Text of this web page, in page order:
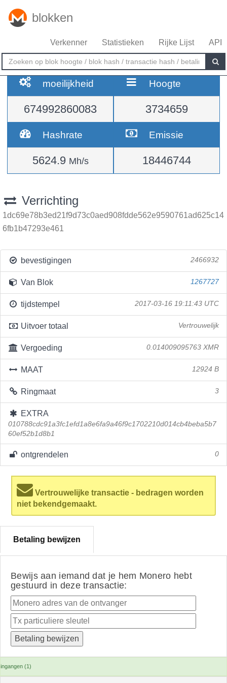
blokken
Verkenner Statistieken Rijke Lijst API
moeilijkheid
674992860083
Hoogte
3734659
Hashrate
5624.9 Mh/s
Emissie
18446744
Verrichting
1dc69e78b3ed21f9d73c0aed908fdde562e9590761ad625c14
6fb1b47293e461
bevestigingen 2466932
Van Blok 1267727
tijdstempel 2017-03-16 19:11:43 UTC
Uitvoer totaal Vertrouwelijk
Vergoeding 0.014009095763 XMR
MAAT 12924 B
Ringmaat 3
EXTRA
010788cdc91a3fc1efd1a8e6fa9a46f9c1702210d014cb4beba5b7
60ef52b1d8b1
ontgrendelen 0
Vertrouwelijke transactie - bedragen worden
niet bekendgemaakt.
Betaling bewijzen
Bewijs aan iemand dat je hem Monero hebt
gestuurd in deze transactie:
ingangen (1)